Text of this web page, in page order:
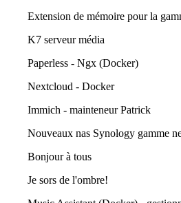
Extension de mémoire pour la
K7 serveur média
Paperless - Ngx (Docker)
Nextcloud - Docker
Immich - mainteneur Patrick
Nouveaux nas Synology gamme
Bonjour à tous
Je sors de l'ombre!